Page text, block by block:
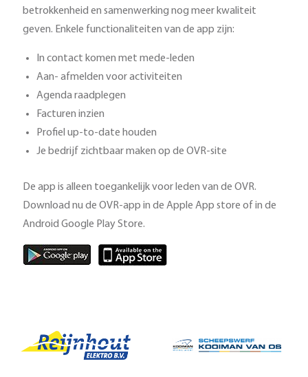
betrokkenheid en samenwerking nog meer kwaliteit
geven. Enkele functionaliteiten van de app zijn:
In contact komen met mede-leden
Aan- afmelden voor activiteiten
Agenda raadplegen
Facturen inzien
Profiel up-to-date houden
Je bedrijf zichtbaar maken op de OVR-site
De app is alleen toegankelijk voor leden van de OVR.
Download nu de OVR-app in de Apple App store of in de
Android Google Play Store.